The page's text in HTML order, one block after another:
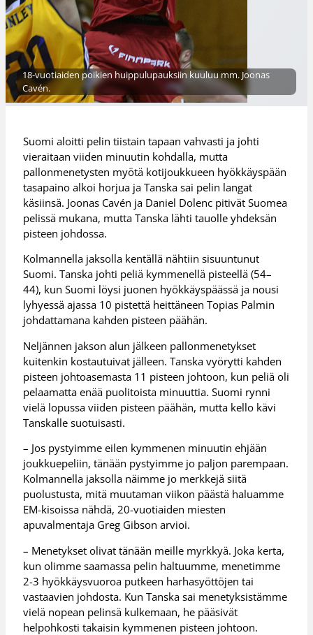
18-vuotiaiden poikien huippulupauksiin kuuluu mm. Joonas
Cavén.
Suomi aloitti pelin tiistain tapaan vahvasti ja johti
vieraitaan viiden minuutin kohdalla, mutta
pallonmenetysten myötä kotijoukkueen hyökkäyspään
tasapaino alkoi horjua ja Tanska sai pelin langat
käsiinsä. Joonas Cavén ja Daniel Dolenc pitivät Suomea
pelissä mukana, mutta Tanska lähti tauolle yhdeksän
pisteen johdossa.
Kolmannella jaksolla kentällä nähtiin sisuuntunut
Suomi. Tanska johti peliä kymmenellä pisteellä (54–
44), kun Suomi löysi juonen hyökkäyspäässä ja nousi
lyhyessä ajassa 10 pistettä heittäneen Topias Palmin
johdattamana kahden pisteen päähän.
Neljännen jakson alun jälkeen pallonmenetykset
kuitenkin kostautuivat jälleen. Tanska vyörytti kahden
pisteen johtoasemasta 11 pisteen johtoon, kun peliä oli
pelaamatta enää puolitoista minuuttia. Suomi rynni
vielä lopussa viiden pisteen päähän, mutta kello kävi
Tanskalle suotuisasti.
– Jos pystyimme eilen kymmenen minuutin ehjään
joukkuepeliin, tänään pystyimme jo paljon parempaan.
Kolmannella jaksolla näimme jo merkkejä siitä
puolustusta, mitä muutaman viikon päästä haluamme
EM-kisoissa nähdä, 20-vuotiaiden miesten
apuvalmentaja Greg Gibson arvioi.
– Menetykset olivat tänään meille myrkkyä. Joka kerta,
kun olimme saamassa pelin haltuumme, menetimme
2-3 hyökkäysvuoroa putkeen harhasyöttöjen tai
vastaavien johdosta. Kun Tanska sai menetyksistämme
vielä nopean pelinsä kulkemaan, he pääsivät
helpohkosti takaisin kymmenen pisteen johtoon.